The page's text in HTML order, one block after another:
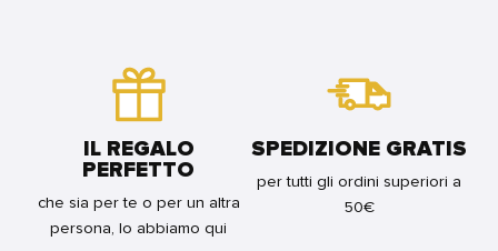
ECONOMICHE
BUNDLE
IL REGALO
PERFETTO
che sia per te o per un altra
persona, lo abbiamo qui
SPEDIZIONE GRATIS
per tutti gli ordini superiori a
50€